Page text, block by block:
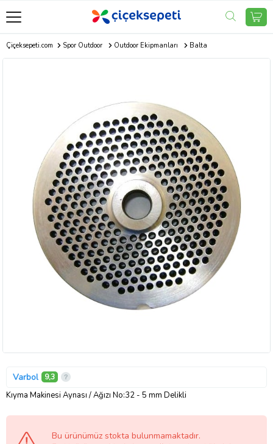
Çiçeksepeti.com Spor Outdoor Outdoor Ekipmanları Balta
Varbol 9,3
Kıyma Makinesi Aynası / Ağızı No:32 - 5 mm Delikli
Bu ürünümüz stokta bulunmamaktadır.